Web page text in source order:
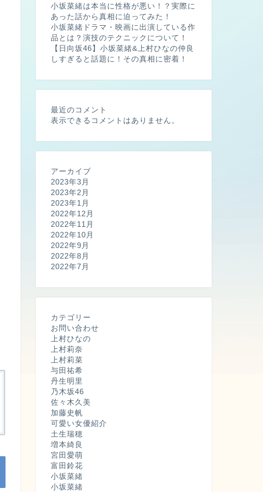
小坂菜緒は本当に性格が悪い！？実際に
あった話から真相に迫ってみた！
小坂菜緒ドラマ・映画に出演している作
品とは？演技のテクニックについて！
【日向坂46】小坂菜緒&上村ひなの仲良
しすぎると話題に！その真相に密着！
最近のコメント
表示できるコメントはありません。
アーカイブ
2023年3月
2023年2月
2023年1月
2022年12月
2022年11月
2022年10月
2022年9月
2022年8月
2022年7月
カテゴリー
お問い合わせ
上村ひなの
上村莉奈
上村莉菜
与田祐希
丹生明里
乃木坂46
佐々木久美
加藤史帆
可愛い女優紹介
土生瑞穂
増本綺良
宮田愛萌
富田鈴花
小坂菜緒
小坂菜緒